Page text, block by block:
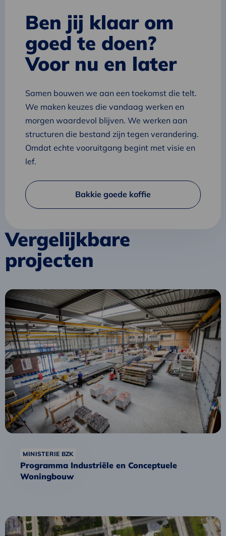
Ben jij klaar om
goed te doen?
Voor nu en later
Samen bouwen we aan een toekomst die telt.
We maken keuzes die vandaag werken en
morgen waardevol blijven. We werken aan
structuren die bestand zijn tegen verandering.
Omdat echte vooruitgang begint met visie en
lef.
Bakkie goede koffie
Vergelijkbare
projecten
MINISTERIE BZK
Programma Industriële en Conceptuele
Woningbouw
Lees
meer
over
Programma
Industriële
en
Conceptuele
Woningbouw
Lees